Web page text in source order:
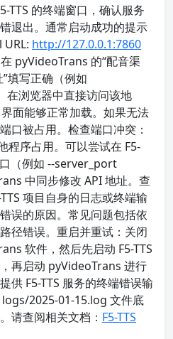
TTS 的终端窗口，确认服务
退出。通常启动成功的提示
http://127.0.0.1:7860
pyVideoTrans 的“配音渠
填写正确（例如
在浏览器中直接访问该地
面能够正常加载。如果无法
口被占用。检查端口冲突：
程序占用。可以尝试在 F5-
（例如 --server_port
中同步修改 API 地址。查
项目自身的日志或终端输
误的原因。常见问题包括依
径错误。重启并重试：关闭
软件，然后先启动 F5-TTS
再启动 pyVideoTrans 进行
供 F5-TTS 服务的终端错误输
2025-01-15.log 文件底
请查阅相关文档： F5-TTS